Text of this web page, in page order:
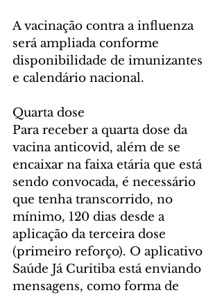
A vacinação contra a influenza
será ampliada conforme
disponibilidade de imunizantes
e calendário nacional.
Quarta dose
Para receber a quarta dose da
vacina anticovid, além de se
encaixar na faixa etária que está
sendo convocada, é necessário
que tenha transcorrido, no
mínimo, 120 dias desde a
aplicação da terceira dose
(primeiro reforço). O aplicativo
Saúde Já Curitiba está enviando
mensagens, como forma de